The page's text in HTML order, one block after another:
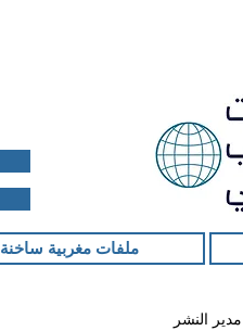
ملفات مغربية ساخنة
مدير النشر